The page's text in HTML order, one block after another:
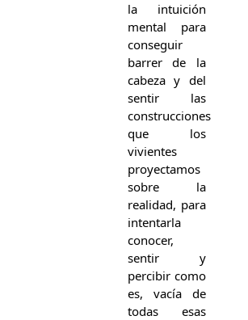
la intuición
mental para
conseguir
barrer de la
cabeza y del
sentir las
construcciones
que los
vivientes
proyectamos
sobre la
realidad, para
intentarla
conocer,
sentir y
percibir como
es, vacía de
todas esas